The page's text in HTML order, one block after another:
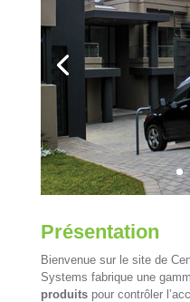
Présentation
Bienvenue sur le site de
Systems fabrique une
produitspour contrôler